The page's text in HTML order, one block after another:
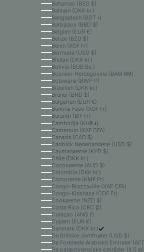
Bahamas (BSD $)
Bahrain (DKK kr.)
Bangladesh (BDT ৳)
Barbados (BBD $)
Belgien (EUR €)
Belize (BZD $)
Benin (XOF Fr)
Bermuda (USD $)
Bhutan (DKK kr.)
Bolivia (BOB Bs.)
Bosnien-Hercegovina (BAM КМ)
Botswana (BWP P)
Brasilien (DKK kr.)
Brunei (BND $)
Bulgarien (EUR €)
Burkina Faso (XOF Fr)
Burundi (BIF Fr)
Cambodja (KHR ៛)
Cameroun (XAF CFA)
Canada (CAD $)
Caribisk Nederlandene (USD $)
Caymanøerne (KYD $)
Chile (DKK kr.)
Cocosøerne (AUD $)
Colombia (DKK kr.)
Comorerne (KMF Fr)
Congo-Brazzaville (XAF CFA)
Congo-Kinshasa (CDF Fr)
Cookøerne (NZD $)
Costa Rica (CRC ₡)
Curaçao (ANG ƒ)
Cypern (EUR €)
Danmark (DKK kr.)
De Britiske Jomfruøer (USD $)
De palæstinensiske områder (ILS ₪)